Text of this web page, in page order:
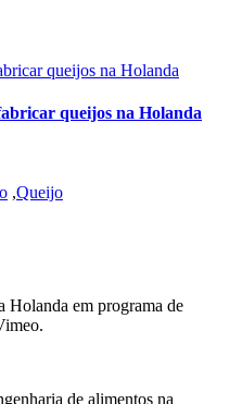
queijos na Holanda
,Queijo
Holanda em programa de
de alimentos na